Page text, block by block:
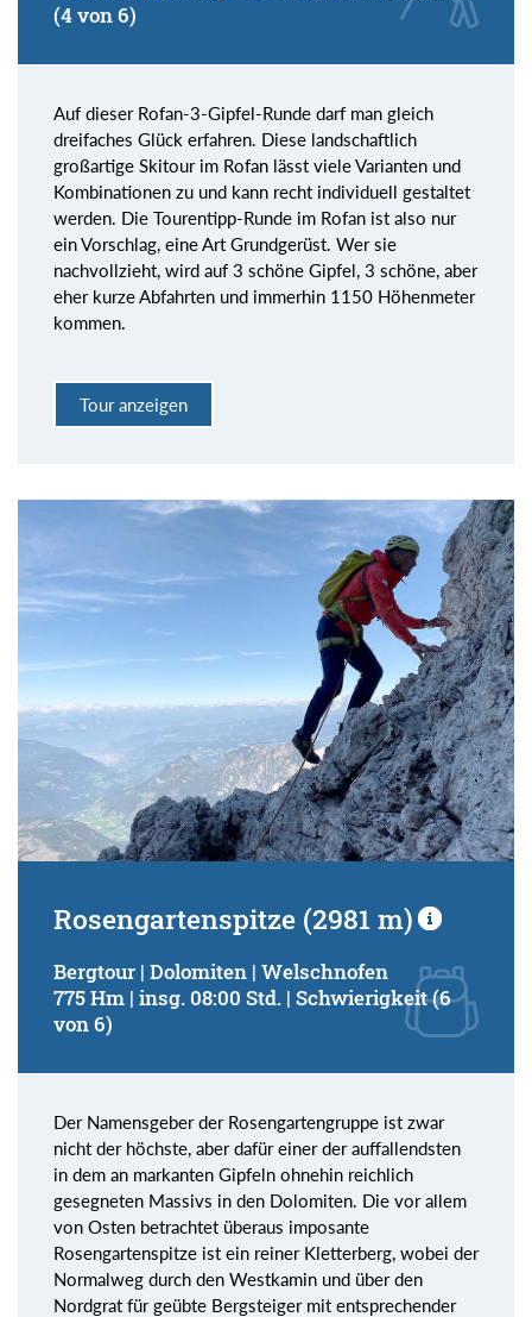
(4 von 6)
Auf dieser Rofan-3-Gipfel-Runde darf man gleich
dreifaches Glück erfahren. Diese landschaftlich
großartige Skitour im Rofan lässt viele Varianten und
Kombinationen zu und kann recht individuell gestaltet
werden. Die Tourentipp-Runde im Rofan ist also nur
ein Vorschlag, eine Art Grundgerüst. Wer sie
nachvollzieht, wird auf 3 schöne Gipfel, 3 schöne, aber
eher kurze Abfahrten und immerhin 1150 Höhenmeter
kommen.
Tour anzeigen
Rosengartenspitze (2981 m)
Bergtour | Dolomiten | Welschnofen
775 Hm | insg. 08:00 Std. | Schwierigkeit (6
von 6)
Der Namensgeber der Rosengartengruppe ist zwar
nicht der höchste, aber dafür einer der auffallendsten
in dem an markanten Gipfeln ohnehin reichlich
gesegneten Massivs in den Dolomiten. Die vor allem
von Osten betrachtet überaus imposante
Rosengartenspitze ist ein reiner Kletterberg, wobei der
Normalweg durch den Westkamin und über den
Nordgrat für geübte Bergsteiger mit entsprechender